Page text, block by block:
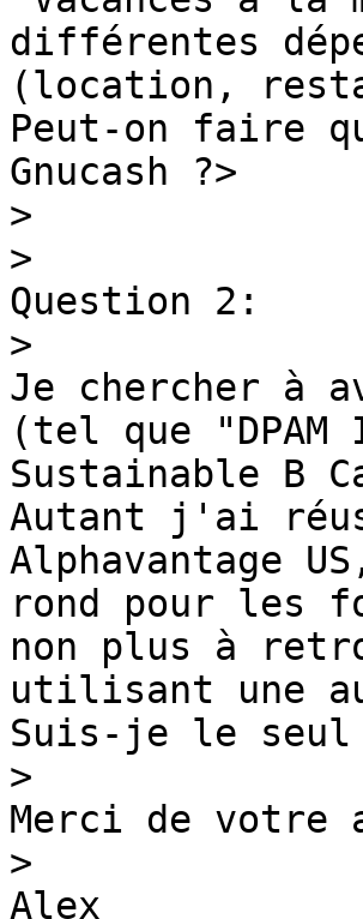
différentes
(location,
Peut-on faire
Gnucash ?>
>
>
Question 2:
>
Je chercher à
(tel que "DPAM
Sustainable B
Autant j'ai
Alphavantage
rond pour les
non plus à
utilisant une
Suis-je le seul
>
Merci de votre
>
Alex